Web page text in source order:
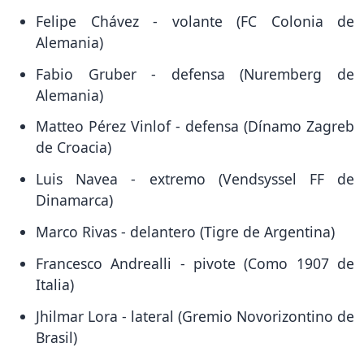
Felipe Chávez - volante (FC Colonia de
Alemania)
Fabio Gruber - defensa (Nuremberg de
Alemania)
Matteo Pérez Vinlof - defensa (Dínamo Zagreb
de Croacia)
Luis Navea - extremo (Vendsyssel FF de
Dinamarca)
Marco Rivas - delantero (Tigre de Argentina)
Francesco Andrealli - pivote (Como 1907 de
Italia)
Jhilmar Lora - lateral (Gremio Novorizontino de
Brasil)